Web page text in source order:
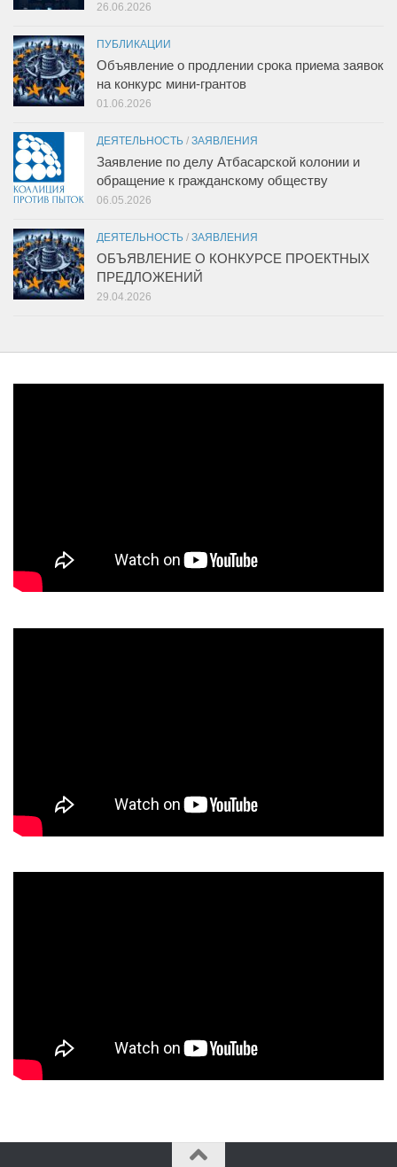
26.06.2026
ПУБЛИКАЦИИ
Объявление о продлении срока приема заявок
на конкурс мини-грантов
01.06.2026
ДЕЯТЕЛЬНОСТЬ / ЗАЯВЛЕНИЯ
Заявление по делу Атбасарской колонии и
обращение к гражданскому обществу
06.05.2026
ДЕЯТЕЛЬНОСТЬ / ЗАЯВЛЕНИЯ
ОБЪЯВЛЕНИЕ О КОНКУРСЕ ПРОЕКТНЫХ
ПРЕДЛОЖЕНИЙ
29.04.2026